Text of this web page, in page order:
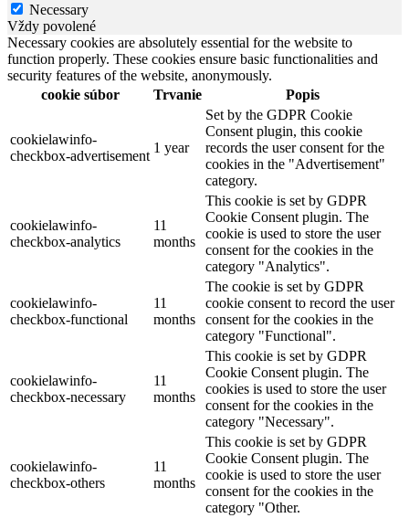
Necessary
Vždy povolené
Necessary cookies are absolutely essential for the website to
function properly. These cookies ensure basic functionalities and
security features of the website, anonymously.
cookie súbor
Trvanie Popis
cookielawinfo-
checkbox-advertisement
1 year
Set by the GDPR Cookie
Consent plugin, this cookie
records the user consent for the
cookies in the "Advertisement"
category.
cookielawinfo-
checkbox-analytics
11
months
This cookie is set by GDPR
Cookie Consent plugin. The
cookie is used to store the user
consent for the cookies in the
category "Analytics".
cookielawinfo-
checkbox-functional
11
months
The cookie is set by GDPR
cookie consent to record the user
consent for the cookies in the
category "Functional".
cookielawinfo-
checkbox-necessary
11
months
This cookie is set by GDPR
Cookie Consent plugin. The
cookies is used to store the user
consent for the cookies in the
category "Necessary".
cookielawinfo-
checkbox-others
11
months
This cookie is set by GDPR
Cookie Consent plugin. The
cookie is used to store the user
consent for the cookies in the
category "Other.